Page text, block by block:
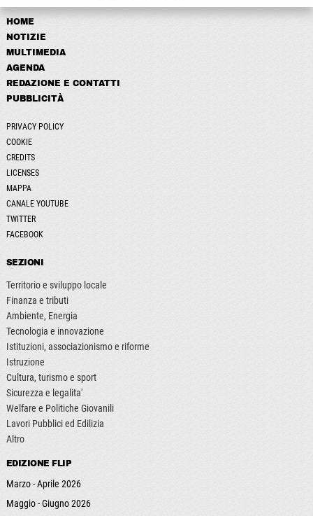
HOME
NOTIZIE
MULTIMEDIA
AGENDA
REDAZIONE E CONTATTI
PUBBLICITÀ
PRIVACY POLICY
COOKIE
CREDITS
LICENSES
MAPPA
CANALE YOUTUBE
TWITTER
FACEBOOK
SEZIONI
Territorio e sviluppo locale
Finanza e tributi
Ambiente, Energia
Tecnologia e innovazione
Istituzioni, associazionismo e riforme
Istruzione
Cultura, turismo e sport
Sicurezza e legalita'
Welfare e Politiche Giovanili
Lavori Pubblici ed Edilizia
Altro
EDIZIONE FLIP
Marzo - Aprile 2026
Maggio - Giugno 2026